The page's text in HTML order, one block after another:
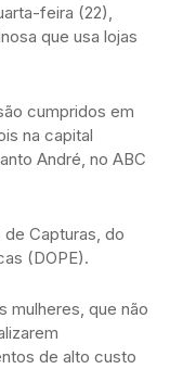
feira (22),
que usa lojas
cumpridos em
na capital
André, no ABC
Capturas, do
(DOPE).
mulheres, que não
de alto custo